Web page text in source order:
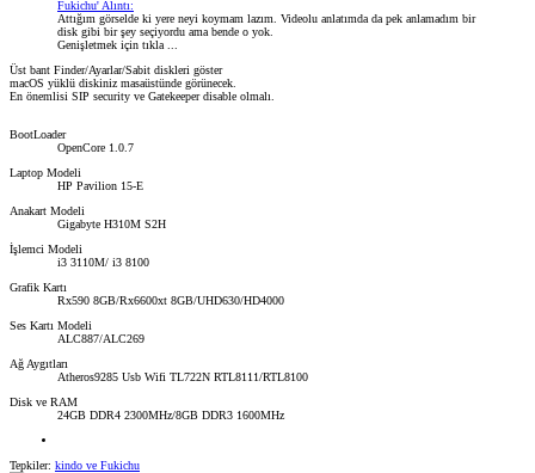
Fukichu' Alıntı:
Attığım görselde ki yere neyi koymam lazım. Videolu anlatımda da pek anlamadım bir
disk gibi bir şey seçiyordu ama bende o yok.
Genişletmek için tıkla ...
Üst bant Finder/Ayarlar/Sabit diskleri göster
macOS yüklü diskiniz masaüstünde görünecek.
En önemlisi SIP security ve Gatekeeper disable olmalı.
BootLoader
OpenCore 1.0.7
Laptop Modeli
HP Pavilion 15-E
Anakart Modeli
Gigabyte H310M S2H
İşlemci Modeli
i3 3110M/ i3 8100
Grafik Kartı
Rx590 8GB/Rx6600xt 8GB/UHD630/HD4000
Ses Kartı Modeli
ALC887/ALC269
Ağ Aygıtları
Atheros9285 Usb Wifi TL722N RTL8111/RTL8100
Disk ve RAM
24GB DDR4 2300MHz/8GB DDR3 1600MHz
Tepkiler: kindo ve Fukichu